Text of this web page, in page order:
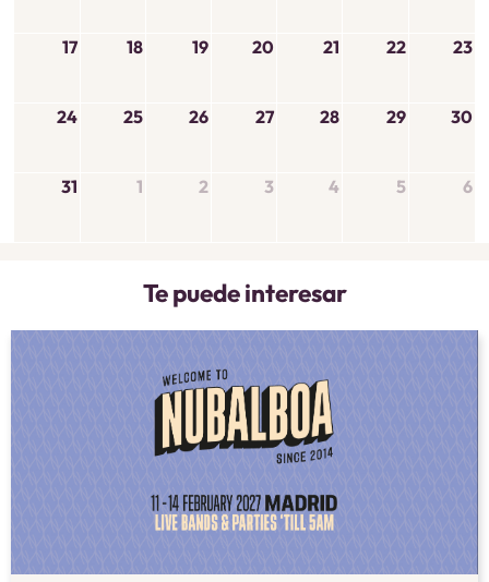
17 18 19 20 21 22 23
24 25 26 27 28 29 30
31 1 2 3 4 5 6
Te puede interesar